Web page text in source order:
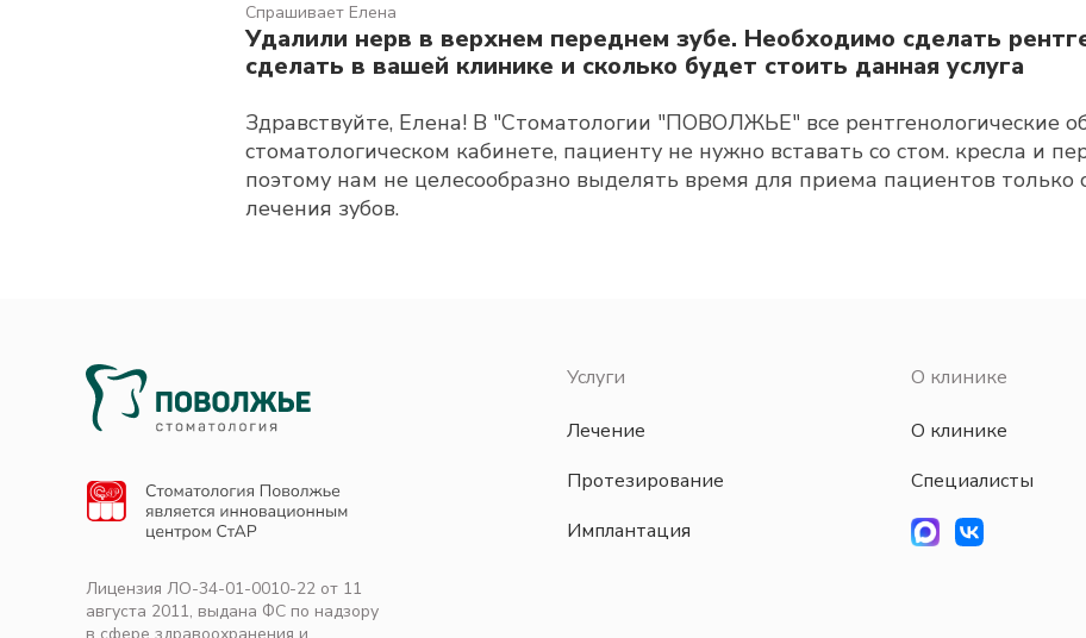
Спрашивает Елена
Удалили нерв в верхнем переднем зубе. Необходимо сделать
сделать в вашей клинике и сколько будет стоить данная услуга
Здравствуйте, Елена! В "Стоматологии "ПОВОЛЖЬЕ" все рентгенологические
стоматологическом кабинете, пациенту не нужно вставать со стом. кресла и
поэтому нам не целесообразно выделять время для приема пациентов только
лечения зубов.
Лицензия ЛО-34-01-0010-22 от 11
августа 2011, выдана ФС по надзору
Услуги
Лечение
Протезирование
Имплантация
О клинике
О клинике
Специалисты